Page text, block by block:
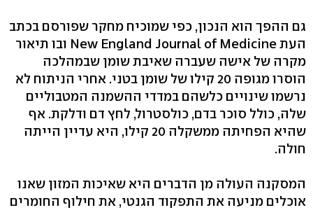
גם ההפך הוא הנכון, כפי שמוכיח מחקר שפורסם בכתב
העת New England Journal of Medicine ובו תיאור
מקרה של אישה שעברה שאיבת שומן שבמהלכה
הוסרו מגופה 20 קילו של שומן בטני. אחרי הניתוח לא
נרשמו שינויים כלשהם במדדי ההשמנה המטבוליים
שלה, כולל סוכר בדם, כולסטרול, לחץ דם ודלקת. אף
שהיא הפחיתה ממשקלה 20 קילו, היא עדיין הייתה
חולה.
המסקנה העולה מן הדברים היא שאיכות המזון שאנו
אוכלים מניעה את התפקוד הגנטי, את חילוף החומרים